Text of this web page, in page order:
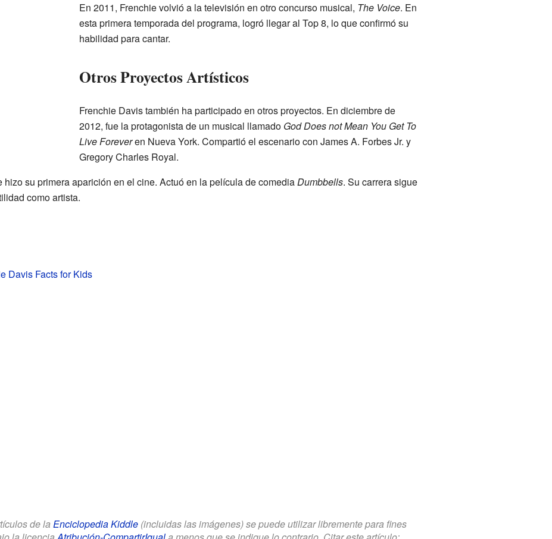
En 2011, Frenchie volvió a la televisión en otro concurso musical, The Voice. En
esta primera temporada del programa, logró llegar al Top 8, lo que confirmó su
habilidad para cantar.
Otros Proyectos Artísticos
Frenchie Davis también ha participado en otros proyectos. En diciembre de
2012, fue la protagonista de un musical llamado God Does not Mean You Get To
Live Foreveren Nueva York. Compartió el escenario con James A. Forbes Jr. y
Gregory Charles Royal.
hizo su primera aparición en el cine. Actuó en la película de comediaDumbbells. Su carrera sigue
como artista.
Davis Facts for Kids
de la Enciclopedia Kiddle(incluidas las imágenes) se puede utilizar libremente para fines